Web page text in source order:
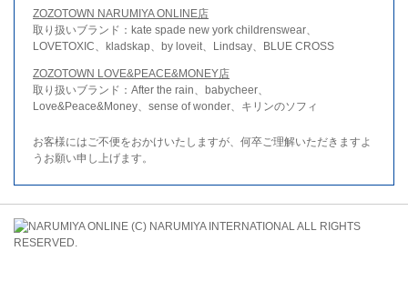
ZOZOTOWN NARUMIYA ONLINE店
取り扱いブランド：kate spade new york childrenswear、
LOVETOXIC、kladskap、by loveit、Lindsay、BLUE CROSS
ZOZOTOWN LOVE&PEACE&MONEY店
取り扱いブランド：After the rain、babycheer、
Love&Peace&Money、sense of wonder、キリンのソフィ
お客様にはご不便をおかけいたしますが、何卒ご理解いただきますよ
うお願い申し上げます。